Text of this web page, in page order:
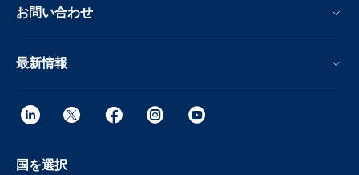
お問い合わせ
最新情報
国を選択